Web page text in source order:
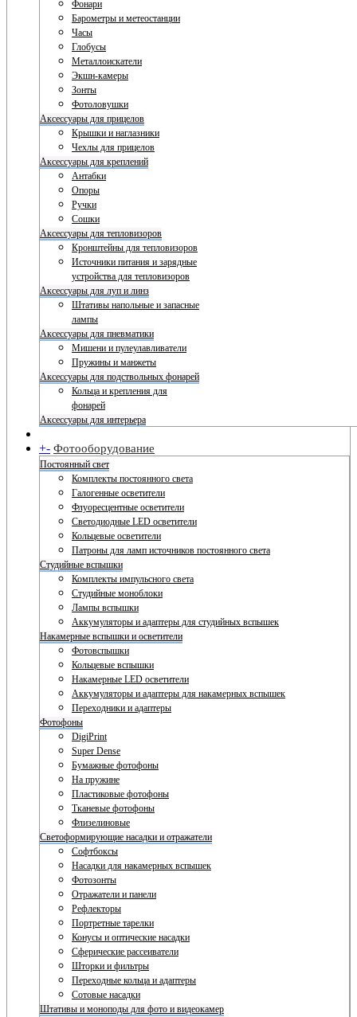
Фонари
Барометры и метеостанции
Часы
Глобусы
Металлоискатели
Экшн-камеры
Зонты
Фотоловушки
Аксессуары для прицелов
Крышки и наглазники
Чехлы для прицелов
Аксессуары для креплений
Антабки
Опоры
Ручки
Сошки
Аксессуары для тепловизоров
Кронштейны для тепловизоров
Источники питания и зарядные
устройства для тепловизоров
Аксессуары для луп и линз
Штативы напольные и запасные
лампы
Аксессуары для пневматики
Мишени и пулеулавливатели
Пружины и манжеты
Аксессуары для подствольных фонарей
Кольца и крепления для
фонарей
Аксессуары для интерьера
+- Фотооборудование
Постоянный свет
Комплекты постоянного света
Галогенные осветители
Флуоресцентные осветители
Светодиодные LED осветители
Кольцевые осветители
Патроны для ламп источников постоянного света
Студийные вспышки
Комплекты импульсного света
Студийные моноблоки
Лампы вспышки
Аккумуляторы и адаптеры для студийных вспышек
Накамерные вспышки и осветители
Фотовспышки
Кольцевые вспышки
Накамерные LED осветители
Аккумуляторы и адаптеры для накамерных вспышек
Переходники и адаптеры
Фотофоны
DigiPrint
Super Dense
Бумажные фотофоны
На пружине
Пластиковые фотофоны
Тканевые фотофоны
Флизелиновые
Светоформирующие насадки и отражатели
Софтбоксы
Насадки для накамерных вспышек
Фотозонты
Отражатели и панели
Рефлекторы
Портретные тарелки
Конусы и оптические насадки
Сферические рассеиватели
Шторки и фильтры
Переходные кольца и адаптеры
Сотовые насадки
Штативы и моноподы для фото и видеокамер